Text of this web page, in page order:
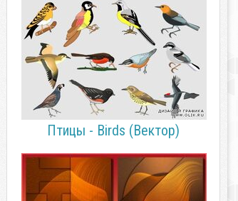
Птицы - Birds (Вектор)